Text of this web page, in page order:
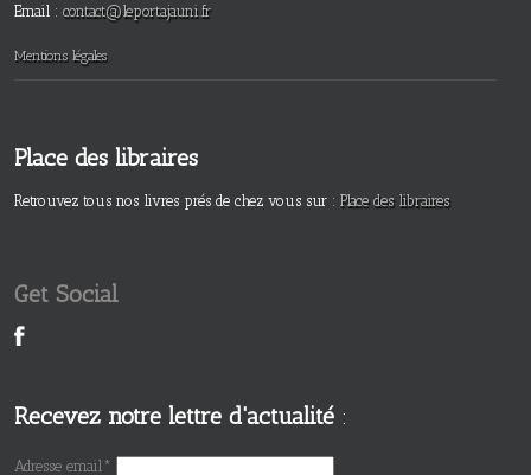
Email : contact@leportajauni.fr
Mentions légales
Place des libraires
Retrouvez tous nos livres prés de chez vous sur : Place des libraires
Get Social
Recevez notre lettre d'actualité :
Adresse email*